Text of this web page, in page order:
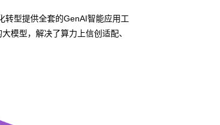
转型提供全套的GenAI智能应用工
模型，解决了算力上信创适配、